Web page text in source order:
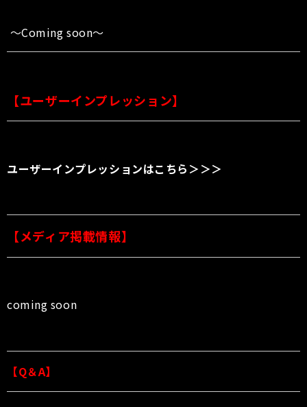
〜Coming soon〜
【ユーザーインプレッション】
ユーザーインプレッションはこちら＞＞＞
【メディア掲載情報】
coming soon
【Q＆A】